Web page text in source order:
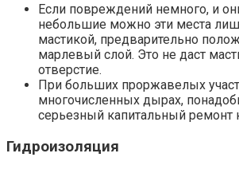
Если повреждений немного, и
небольшие можно эти места
мастикой, предварительно
марлевый слой. Это не даст
отверстие.
При больших проржавелых
многочисленных дырах,
серьезный капитальный ремонт
Гидроизоляция